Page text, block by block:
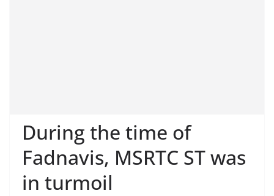
During the time of
Fadnavis, MSRTC ST was
in turmoil